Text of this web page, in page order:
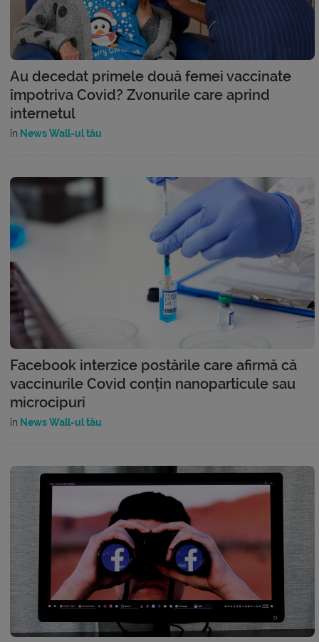
Au decedat primele două femei vaccinate
împotriva Covid? Zvonurile care aprind
internetul
în News Wall-ul tău
Facebook interzice postările care afirmă că
vaccinurile Covid conțin nanoparticule sau
microcipuri
în News Wall-ul tău